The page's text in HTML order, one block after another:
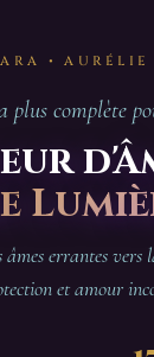
• AURÉLIE
complète
âmes errantes vers
et amour